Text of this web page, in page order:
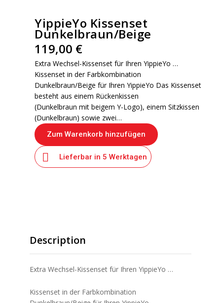
YippieYo Kissenset
Dunkelbraun/Beige
119,00 €
Extra Wechsel-Kissenset für Ihren YippieYo …
Kissenset in der Farbkombination
Dunkelbraun/Beige für Ihren YippieYo Das Kissenset
besteht aus einem Rückenkissen
(Dunkelbraun mit beigem Y-Logo), einem Sitzkissen
(Dunkelbraun) sowie zwei…
Zum Warenkorb hinzufügen
Lieferbar in 5 Werktagen
Description
Extra Wechsel-Kissenset für Ihren YippieYo …
Kissenset in der Farbkombination